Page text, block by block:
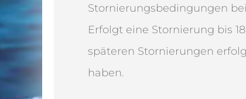
Stornierungsbedingungen
Erfolgt eine Stornierung bis
späteren Stornierungen
haben.